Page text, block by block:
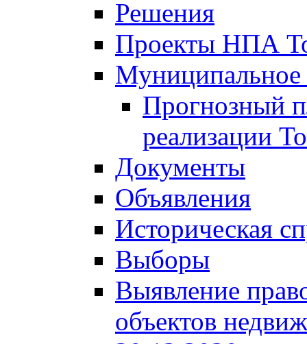
Решения
Проекты НПА
Прогнозный
реализации
Документы
Объявления
Историческая
Выборы
Выявление
объектов